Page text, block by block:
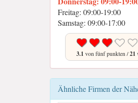
Freitag: 09:00-19:00
Samstag: 09:00-17:00
3.1 von fünf punkten /21
Ähnliche Firmen der